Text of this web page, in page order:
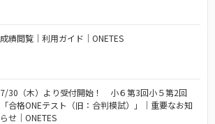
成績閲覧｜利用ガイド｜ONETES
7/30（木）より受付開始！ 小６第3回小５第2回
「合格ONEテスト（旧：合判模試）」｜重要なお知
らせ｜ONETES